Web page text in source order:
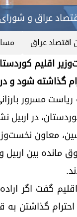
عراق و شورای
اقتصاد عراق
نخست‌وزیر
گذاشته شود و
۸ سپتامبر به ریاست
در اربیل
معاون
بین
گفت اگر
گذاشتن